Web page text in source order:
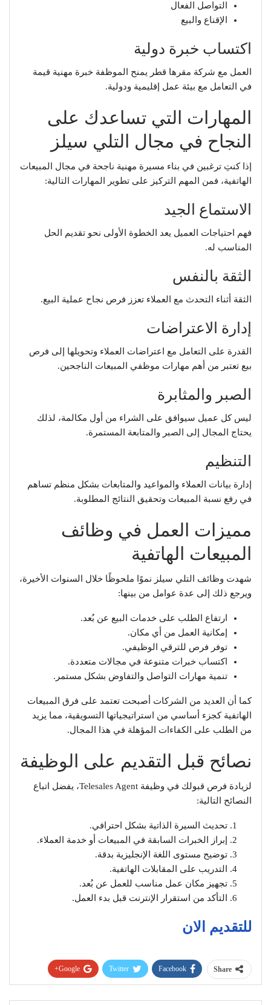
التواصل الفعال
الإقناع والبيع
اكتساب خبرة دولية
العمل مع شركة مقرها قطر يمنح الموظفة خبرة مهنية قيمة
في التعامل مع بيئة عمل إقليمية ودولية.
المهارات التي تساعدك على
النجاح في مجال التلي سيلز
إذا كنتِ ترغبين في بناء مسيرة مهنية ناجحة في مجال المبيعات
الهاتفية، فمن المهم التركيز على تطوير المهارات التالية:
الاستماع الجيد
فهم احتياجات العميل يعد الخطوة الأولى نحو تقديم الحل
المناسب له.
الثقة بالنفس
الثقة أثناء التحدث مع العملاء تعزز فرص نجاح عملية البيع.
إدارة الاعتراضات
القدرة على التعامل مع اعتراضات العملاء وتحويلها إلى فرص
بيع تعتبر من أهم مهارات موظفي المبيعات الناجحين.
الصبر والمثابرة
ليس كل عميل سيوافق على الشراء من أول مكالمة، لذلك
يحتاج المجال إلى الصبر والمتابعة المستمرة.
التنظيم
إدارة بيانات العملاء والمواعيد والمتابعات بشكل منظم تساهم
في رفع نسبة المبيعات وتحقيق النتائج المطلوبة.
مميزات العمل في وظائف
المبيعات الهاتفية
شهدت وظائف التلي سيلز نموًا ملحوظًا خلال السنوات الأخيرة،
ويرجع ذلك إلى عدة عوامل من بينها:
ارتفاع الطلب على خدمات البيع عن بُعد.
إمكانية العمل من أي مكان.
توفر فرص للترقي الوظيفي.
اكتساب خبرات متنوعة في مجالات متعددة.
تنمية مهارات التواصل والتفاوض بشكل مستمر.
كما أن العديد من الشركات أصبحت تعتمد على فرق المبيعات
الهاتفية كجزء أساسي من استراتيجياتها التسويقية، مما يزيد
من الطلب على الكفاءات المؤهلة في هذا المجال.
نصائح قبل التقديم على الوظيفة
لزيادة فرص قبولك في وظيفة Telesales Agent، يفضل اتباع
النصائح التالية:
تحديث السيرة الذاتية بشكل احترافي.
إبراز الخبرات السابقة في المبيعات أو خدمة العملاء.
توضيح مستوى اللغة الإنجليزية بدقة.
التدريب على المقابلات الهاتفية.
تجهيز مكان عمل مناسب للعمل عن بُعد.
التأكد من استقرار الإنترنت قبل بدء العمل.
للتقديم الان
Share
Facebook
Twitter
Google+